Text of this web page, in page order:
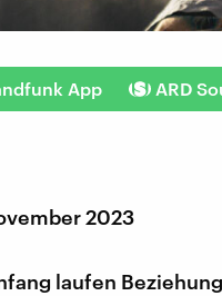
App ARD
2023
laufen